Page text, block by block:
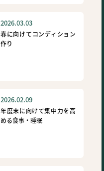
2026.03.03
春に向けてコンディション
作り
2026.02.09
年度末に向けて集中力を高
める食事・睡眠